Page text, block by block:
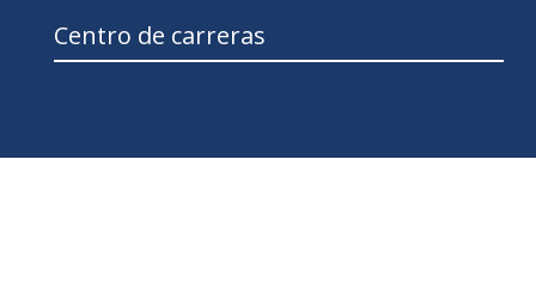
Centro de carreras